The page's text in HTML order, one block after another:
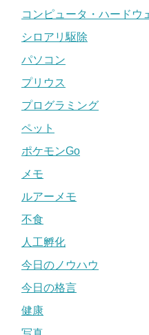
コンピュータ・ハードウ
シロアリ駆除
パソコン
プリウス
プログラミング
ペット
ポケモンGo
メモ
ルアーメモ
不食
人工孵化
今日のノウハウ
今日の格言
健康